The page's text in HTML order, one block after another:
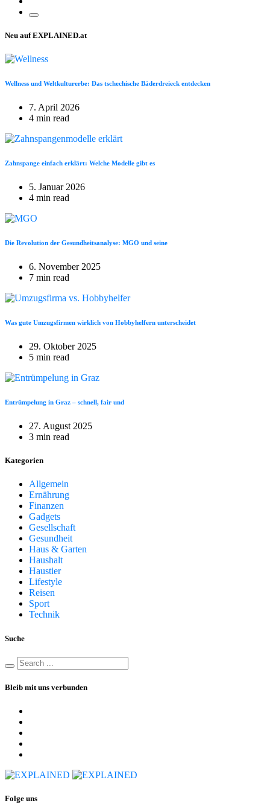
Neu auf EXPLAINED.at
Wellness und Weltkulturerbe: Das tschechische Bäderdreieck entdecken
7. April 2026
4 min read
Zahnspange einfach erklärt: Welche Modelle gibt es
5. Januar 2026
4 min read
Die Revolution der Gesundheitsanalyse: MGO und seine
6. November 2025
7 min read
Was gute Umzugsfirmen wirklich von Hobbyhelfern unterscheidet
29. Oktober 2025
5 min read
Entrümpelung in Graz – schnell, fair und
27. August 2025
3 min read
Kategorien
Allgemein
Ernährung
Finanzen
Gadgets
Gesellschaft
Gesundheit
Haus & Garten
Haushalt
Haustier
Lifestyle
Reisen
Sport
Technik
Suche
Bleib mit uns verbunden
Folge uns